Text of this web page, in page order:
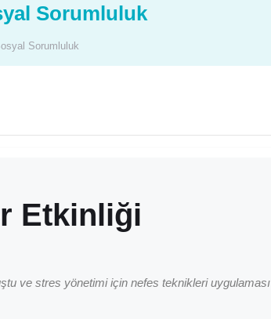
Sorumluluk
Sorumluluk
Etkinliği
ve stres yönetimi için nefes teknikleri uygulaması